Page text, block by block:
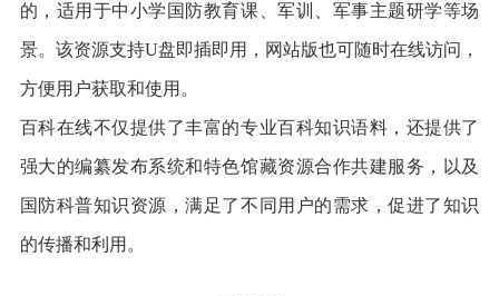
的，适用于中小学国防教育课、军训、军事主题研学等场
景。该资源支持U盘即插即用，网站版也可随时在线访问，
方便用户获取和使用。
百科在线不仅提供了丰富的专业百科知识语料，还提供了
强大的编纂发布系统和特色馆藏资源合作共建服务，以及
国防科普知识资源，满足了不同用户的需求，促进了知识
的传播和利用。